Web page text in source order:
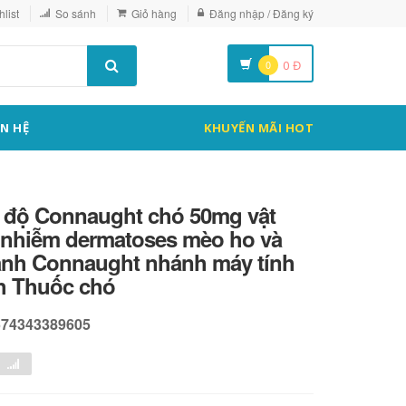
So sánh Giỏ hàng Đăng nhập / Đăng ký
0 0 Đ
HỆ KHUYẾN MÃI HOT
Connaught chó 50mg vật
dermatoses mèo ho và
Connaught nhánh máy tính
Thuốc chó